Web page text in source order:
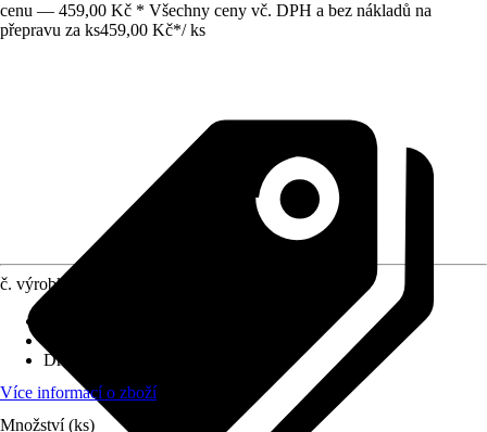
cenu — 459,00 Kč * Všechny ceny vč. DPH a bez nákladů na
přepravu za ks459,00 Kč*/ ks
č. výrobku
Druh závitu
Více informací o zboží
Množství (ks)